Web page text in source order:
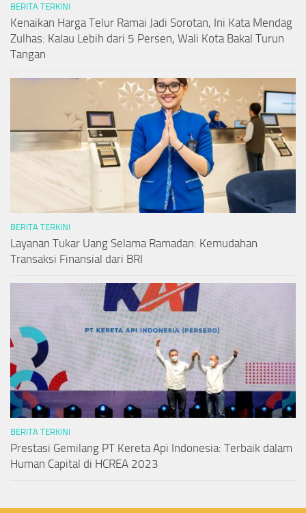
BERITA TERKINI
Kenaikan Harga Telur Ramai Jadi Sorotan, Ini Kata Mendag
Zulhas: Kalau Lebih dari 5 Persen, Wali Kota Bakal Turun
Tangan
BERITA TERKINI
Layanan Tukar Uang Selama Ramadan: Kemudahan
Transaksi Finansial dari BRI
BERITA TERKINI
Prestasi Gemilang PT Kereta Api Indonesia: Terbaik dalam
Human Capital di HCREA 2023